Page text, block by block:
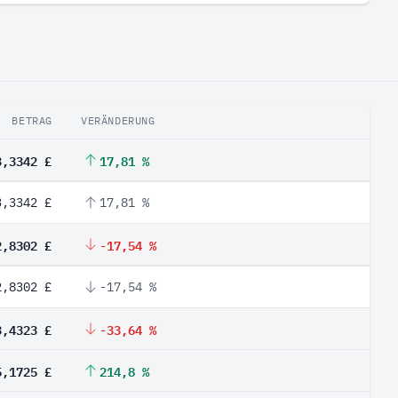
BETRAG VERÄNDERUNG
£ 17,81 %
£ 17,81 %
£ -17,54 %
£ -17,54 %
£ -33,64 %
£ 214,8 %